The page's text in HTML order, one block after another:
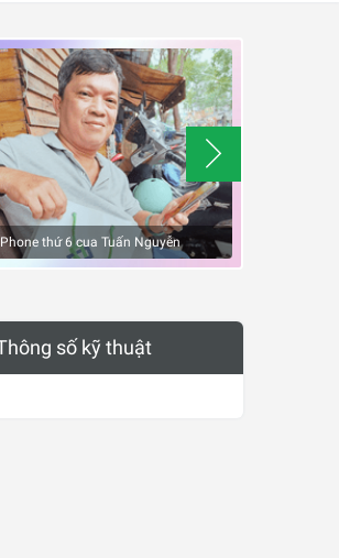
thứ 6 cua Tuấn Nguyễn
số kỹ thuật